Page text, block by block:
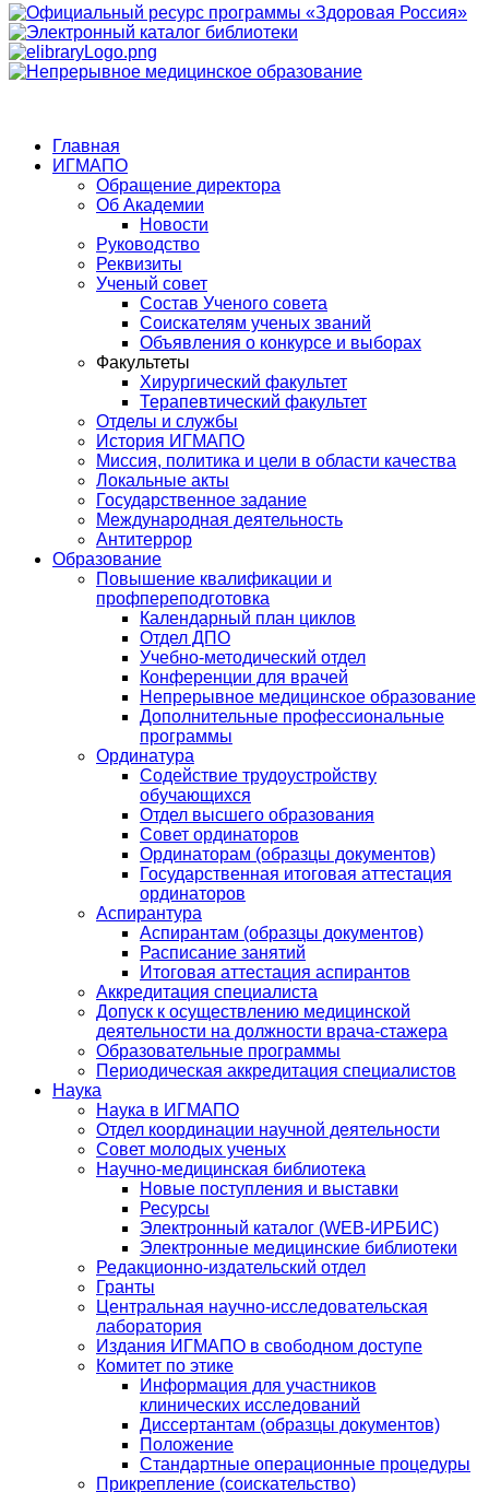
Главная
ИГМАПО
Обращение директора
Об Академии
Новости
Руководство
Реквизиты
Ученый совет
Состав Ученого совета
Соискателям ученых званий
Объявления о конкурсе и выборах
Факультеты
Хирургический факультет
Терапевтический факультет
Отделы и службы
История ИГМАПО
Миссия, политика и цели в области качества
Локальные акты
Государственное задание
Международная деятельность
Антитеррор
Образование
Повышение квалификации и
профпереподготовка
Календарный план циклов
Отдел ДПО
Учебно-методический отдел
Конференции для врачей
Непрерывное медицинское образование
Дополнительные профессиональные
программы
Ординатура
Содействие трудоустройству
обучающихся
Отдел высшего образования
Совет ординаторов
Ординаторам (образцы документов)
Государственная итоговая аттестация
ординаторов
Аспирантура
Аспирантам (образцы документов)
Расписание занятий
Итоговая аттестация аспирантов
Аккредитация специалиста
Допуск к осуществлению медицинской
деятельности на должности врача-стажера
Образовательные программы
Периодическая аккредитация специалистов
Наука
Наука в ИГМАПО
Отдел координации научной деятельности
Совет молодых ученых
Научно-медицинская библиотека
Новые поступления и выставки
Ресурсы
Электронный каталог (WEB-ИРБИС)
Электронные медицинские библиотеки
Редакционно-издательский отдел
Гранты
Центральная научно-исследовательская
лаборатория
Издания ИГМАПО в свободном доступе
Комитет по этике
Информация для участников
клинических исследований
Диссертантам (образцы документов)
Положение
Стандартные операционные процедуры
Прикрепление (соискательство)